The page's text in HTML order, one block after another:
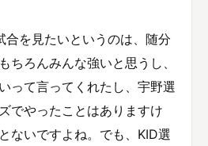
合を見たいというのは、随分
ちろんみんな強いと思うし、
って言ってくれたし、宇野選
でやったことはありますけ
ないですよね。でも、KID選